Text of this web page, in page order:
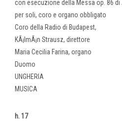
con esecuzione della Messa op. 86 di
per soli, coro e organo obbligato
Coro della Radio di Budapest,
KÃ¡lmÃ¡n Strausz, direttore
Maria Cecilia Farina, organo
Duomo
UNGHERIA
MUSICA
h. 17